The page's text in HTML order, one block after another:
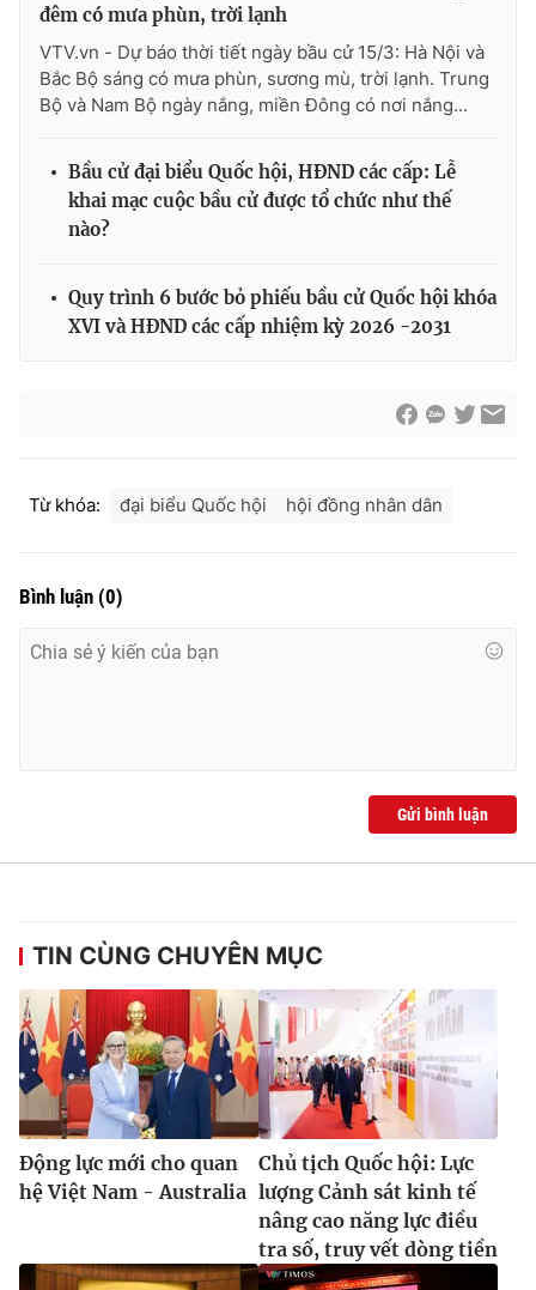
đêm có mưa phùn, trời lạnh
VTV.vn - Dự báo thời tiết ngày bầu cử 15/3: Hà Nội và
Bắc Bộ sáng có mưa phùn, sương mù, trời lạnh. Trung
Bộ và Nam Bộ ngày nắng, miền Đông có nơi nắng...
Bầu cử đại biểu Quốc hội, HĐND các cấp: Lễ
khai mạc cuộc bầu cử được tổ chức như thế
nào?
Quy trình 6 bước bỏ phiếu bầu cử Quốc hội khóa
XVI và HĐND các cấp nhiệm kỳ 2026 -2031
Từ khóa: đại biểu Quốc hội hội đồng nhân dân
Bình luận (0)
Gửi bình luận
TIN CÙNG CHUYÊN MỤC
Động lực mới cho quan
hệ Việt Nam - Australia
Chủ tịch Quốc hội: Lực
lượng Cảnh sát kinh tế
nâng cao năng lực điều
tra số, truy vết dòng tiền